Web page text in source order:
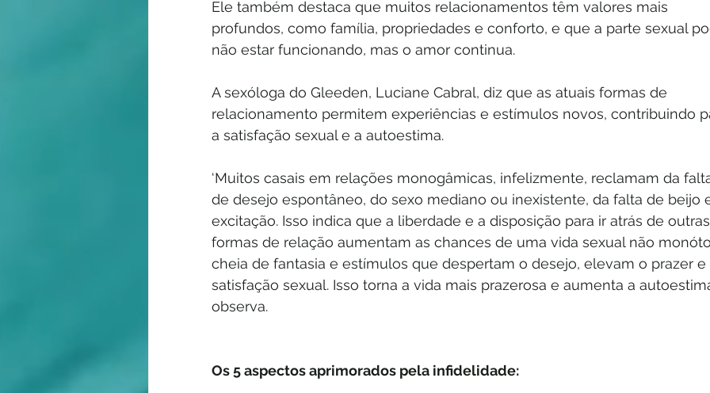
Ele também destaca que muitos relacionamentos têm valores mais
profundos, como família, propriedades e conforto, e que a parte sexual
não estar funcionando, mas o amor continua.
A sexóloga do Gleeden, Luciane Cabral, diz que as atuais formas de
relacionamento permitem experiências e estímulos novos, contribuindo
a satisfação sexual e a autoestima.
‘Muitos casais em relações monogâmicas, infelizmente, reclamam da
de desejo espontâneo, do sexo mediano ou inexistente, da falta de beijo
excitação. Isso indica que a liberdade e a disposição para ir atrás de
formas de relação aumentam as chances de uma vida sexual não
cheia de fantasia e estímulos que despertam o desejo, elevam o prazer
satisfação sexual. Isso torna a vida mais prazerosa e aumenta a
observa.
Os 5 aspectos aprimorados pela infidelidade: